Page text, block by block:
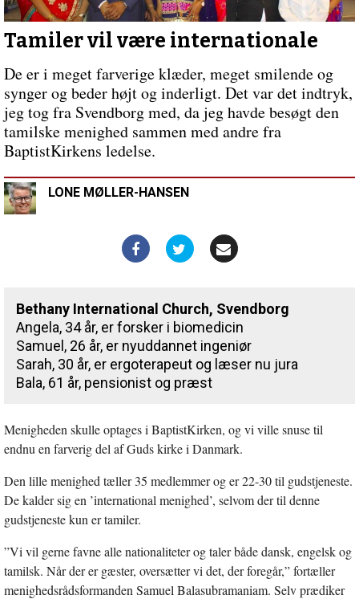
Tamiler vil være internationale
De er i meget farverige klæder, meget smilende og
synger og beder højt og inderligt. Det var det indtryk,
jeg tog fra Svendborg med, da jeg havde besøgt den
tamilske menighed sammen med andre fra
BaptistKirkens ledelse.
LONE MØLLER-HANSEN
Bethany International Church, Svendborg
Angela, 34 år, er forsker i biomedicin
Samuel, 26 år, er nyuddannet ingeniør
Sarah, 30 år, er ergoterapeut og læser nu jura
Bala, 61 år, pensionist og præst
Menigheden skulle optages i BaptistKirken, og vi ville snuse til
endnu en farverig del af Guds kirke i Danmark.
Den lille menighed tæller 35 medlemmer og er 22-30 til gudstjeneste.
De kalder sig en ’international menighed’, selvom der til denne
gudstjeneste kun er tamiler.
”Vi vil gerne favne alle nationaliteter og taler både dansk, engelsk og
tamilsk. Når der er gæster, oversætter vi det, der foregår,” fortæller
menighedsrådsformanden Samuel Balasubramaniam. Selv prædiker